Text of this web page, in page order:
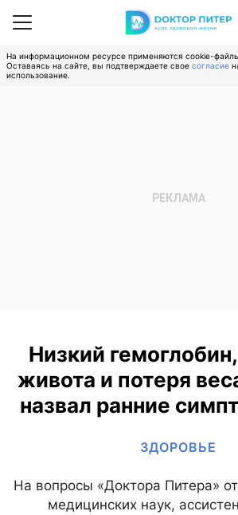
На информационном ресурсе применяются cookie-
Оставаясь на сайте, вы подтверждаете свое согласие
использование.
Низкий
живота и потеря
назвал ранние
ЗДОРОВЬЕ
На вопросы «Доктора Питера»
медицинских наук,